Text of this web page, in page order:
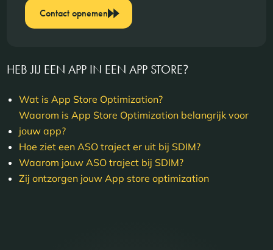
Contact opnemen
HEB JIJ EEN APP IN EEN APP STORE?
Wat is App Store Optimization?
Waarom is App Store Optimization belangrijk voor
jouw app?
Hoe ziet een ASO traject er uit bij SDIM?
Waarom jouw ASO traject bij SDIM?
Zij ontzorgen jouw App store optimization